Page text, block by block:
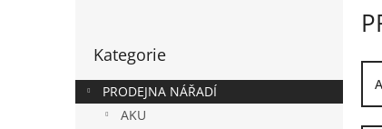
r
a
kategorie
Kategorie
PRODEJNA NÁŘADÍ
AKU